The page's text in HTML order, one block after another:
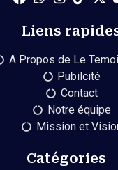
Liens
A Propos de Le
Pubilcité
Contact
Notre équipe
Mission et
Catégories